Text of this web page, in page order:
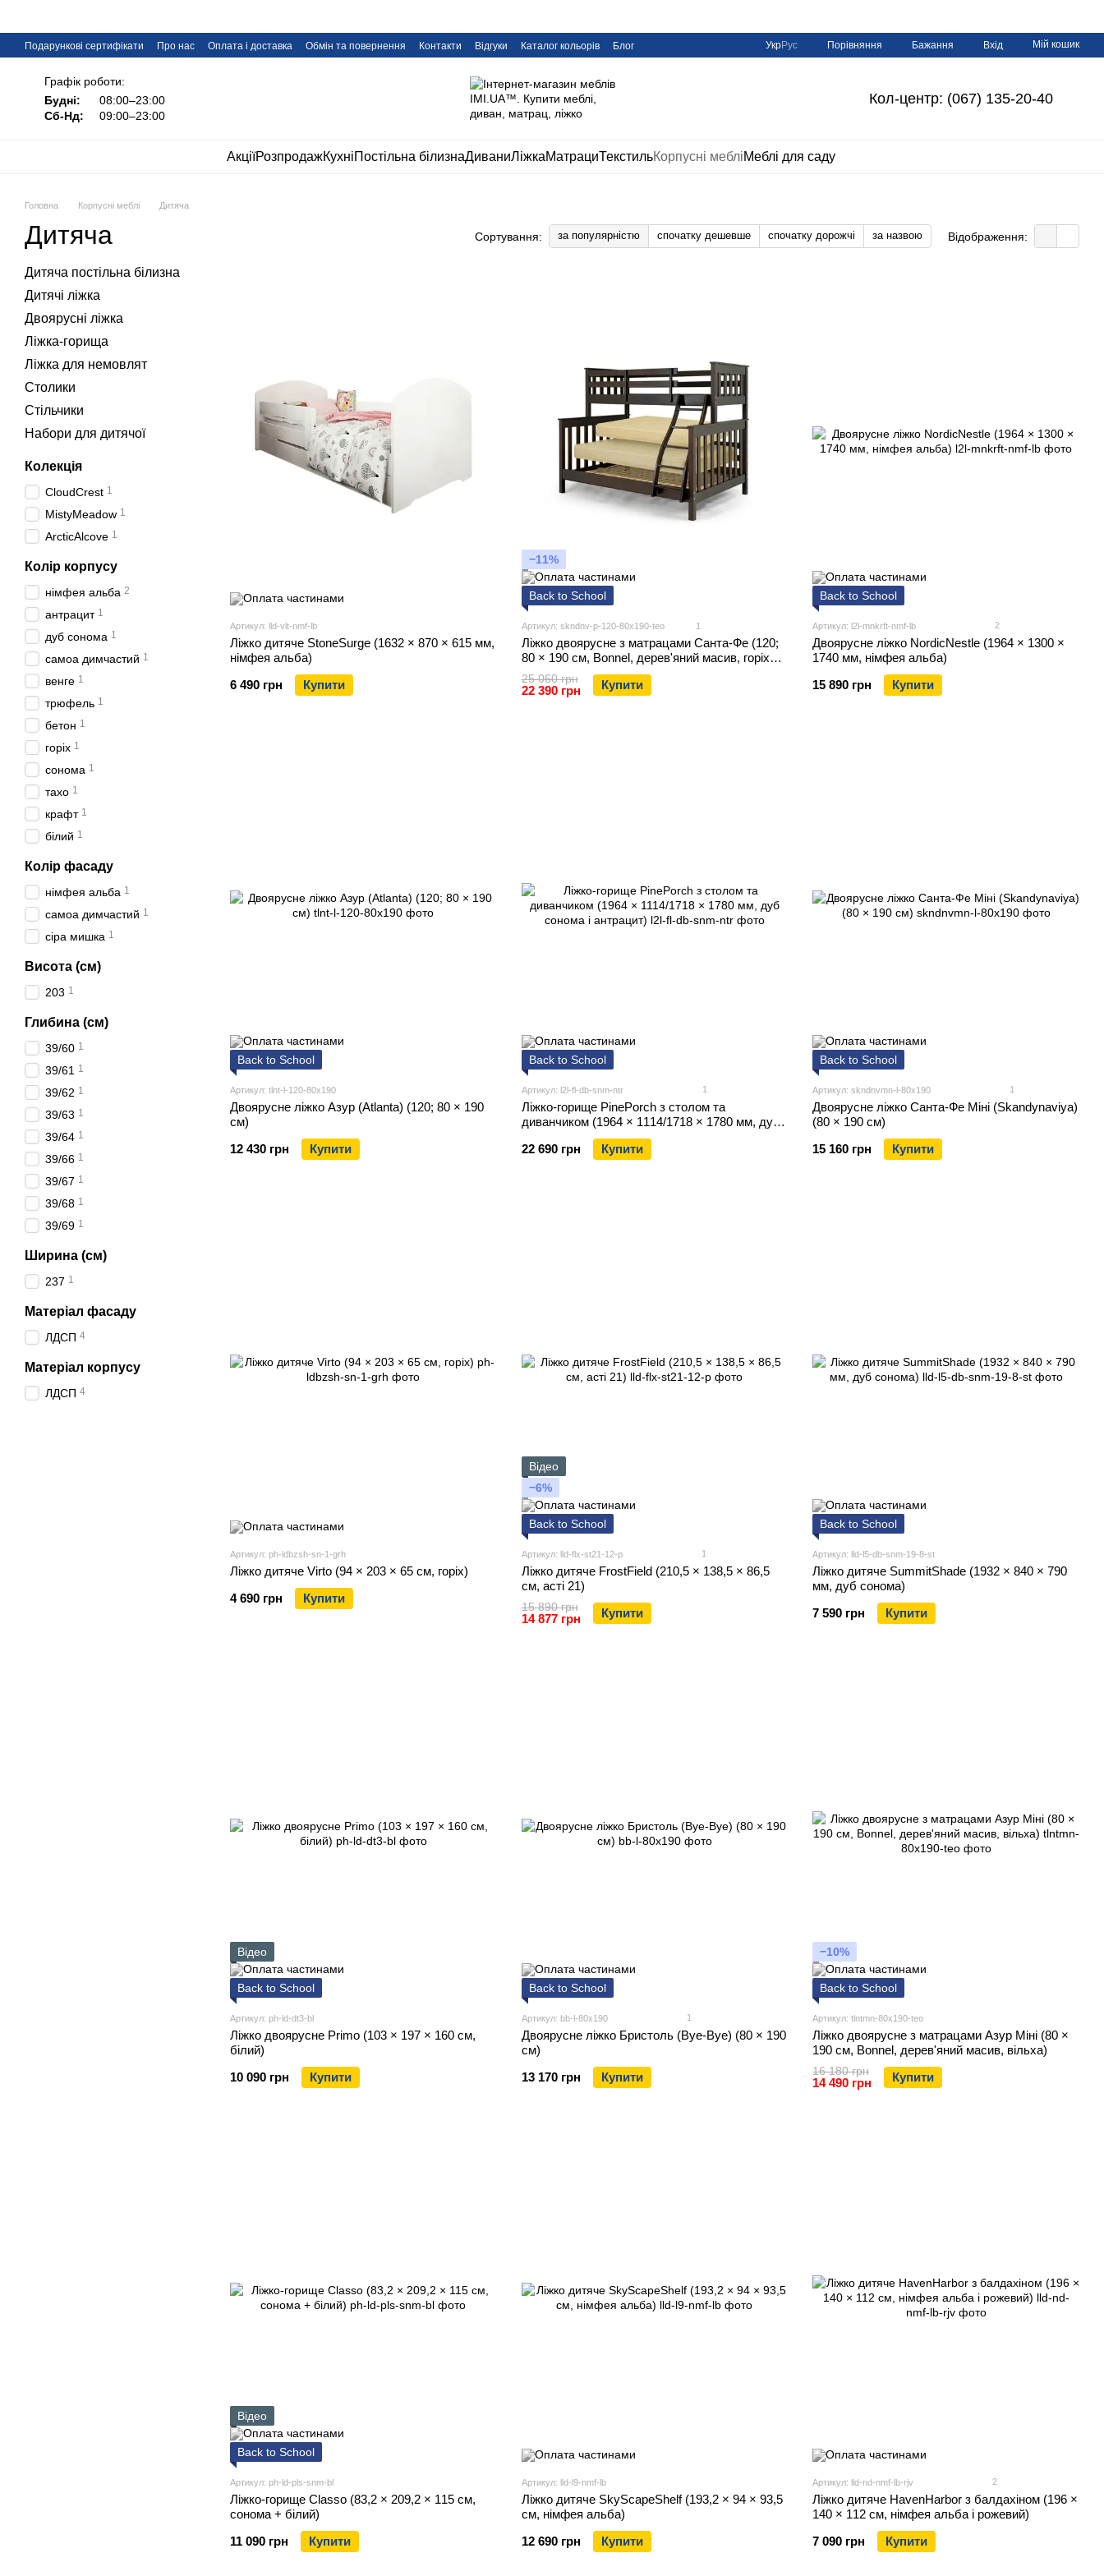
Подарункові сертифікати Про нас Оплата і доставка Обмін та повернення Контакти Відгуки Каталог кольорів
Блог
УкрРус Порівняння Бажання Вхід Мій кошик
Графік роботи:
Будні:
08:00–23:00
Сб-Нд:
09:00–23:00
Кол-центр: (067) 135-20-40
АкціїРозпродажКухніПостільна білизнаДиваниЛіжкаМатрациТекстильКорпусні мебліМеблі для саду
Головна Корпусні меблі Дитяча
Дитяча Сортування: за популярністю спочатку дешевше спочатку дорожчі за назвою Відображення:
Артикул: lld-vlt-nmf-lb
Ліжко дитяче StoneSurge (1632 × 870 × 615 мм,
німфея альба)
6 490 грн
Купити
−11%
Back to School
Артикул: skndnv-p-120-80x190-teo 1
Ліжко двоярусне з матрацами Санта-Фе (120;
80 × 190 см, Bonnel, дерев'яний масив, горіх
темний)
25 060 грн
22 390 грн Купити
Back to School
Артикул: l2l-mnkrft-nmf-lb 2
Двоярусне ліжко NordicNestle (1964 × 1300 ×
1740 мм, німфея альба)
15 890 грн
Купити
Back to School
Артикул: tlnt-l-120-80x190
Двоярусне ліжко Азур (Atlanta) (120; 80 × 190
см)
12 430 грн
Купити
Back to School
Артикул: l2l-fl-db-snm-ntr 1
Ліжко-горище PinePorch з столом та
диванчиком (1964 × 1114/1718 × 1780 мм, дуб
сонома і антрацит)
22 690 грн
Купити
Back to School
Артикул: skndnvmn-l-80x190 1
Двоярусне ліжко Санта-Фе Міні (Skandynaviya)
(80 × 190 см)
15 160 грн
Купити
Артикул: ph-ldbzsh-sn-1-grh
Ліжко дитяче Virto (94 × 203 × 65 см, горіх)
4 690 грн
Купити
Відео
−6%
Back to School
Артикул: lld-flx-st21-12-p 1
Ліжко дитяче FrostField (210,5 × 138,5 × 86,5
см, асті 21)
15 890 грн
14 877 грн Купити
Back to School
Артикул: lld-l5-db-snm-19-8-st
Ліжко дитяче SummitShade (1932 × 840 × 790
мм, дуб сонома)
7 590 грн
Купити
Відео
Back to School
Артикул: ph-ld-dt3-bl
Ліжко двоярусне Primo (103 × 197 × 160 см,
білий)
10 090 грн
Купити
Back to School
Артикул: bb-l-80x190 1
Двоярусне ліжко Бристоль (Bye-Bye) (80 × 190
см)
13 170 грн
Купити
−10%
Back to School
Артикул: tlntmn-80x190-teo
Ліжко двоярусне з матрацами Азур Міні (80 ×
190 см, Bonnel, дерев'яний масив, вільха)
16 180 грн
14 490 грн Купити
Відео
Back to School
Артикул: ph-ld-pls-snm-bl
Ліжко-горище Classo (83,2 × 209,2 × 115 см,
сонома + білий)
11 090 грн
Купити
Артикул: lld-l9-nmf-lb
Ліжко дитяче SkyScapeShelf (193,2 × 94 × 93,5
см, німфея альба)
12 690 грн
Купити
Артикул: lld-nd-nmf-lb-rjv 2
Ліжко дитяче HavenHarbor з балдахіном (196 ×
140 × 112 см, німфея альба і рожевий)
7 090 грн
Купити
Дитяча постільна білизна
Дитячі ліжка
Двоярусні ліжка
Ліжка-горища
Ліжка для немовлят
Столики
Стільчики
Набори для дитячої
Колекція
CloudCrest 1
MistyMeadow 1
ArcticAlcove 1
Колір корпусу
німфея альба 2
антрацит 1
дуб сонома 1
самоа димчастий 1
венге 1
трюфель 1
бетон 1
горіх 1
сонома 1
тахо 1
крафт 1
білий 1
Колір фасаду
німфея альба 1
самоа димчастий 1
сіра мишка 1
Висота (см)
203 1
Глибина (см)
39/60 1
39/61 1
39/62 1
39/63 1
39/64 1
39/66 1
39/67 1
39/68 1
39/69 1
Ширина (см)
237 1
Матеріал фасаду
ЛДСП 4
Матеріал корпусу
ЛДСП 4